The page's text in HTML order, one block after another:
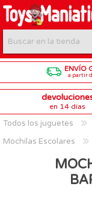
ENVÍO
a partir
en 14 días
Todos los juguetes
Mochilas Escolares